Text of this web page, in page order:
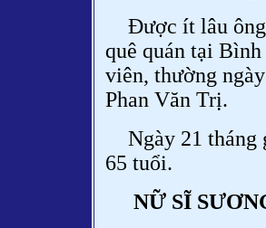
Được ít lâu
quê quán tại
viên, thường
Phan Văn Trị.
Ngày 21 tháng
65 tuổi.
NỮ SĨ